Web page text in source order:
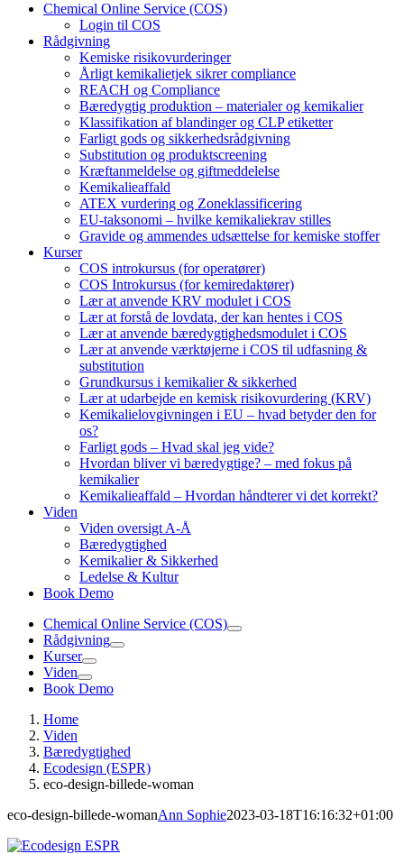
Chemical Online Service (COS)
Login til COS
Rådgivning
Kemiske risikovurderinger
Årligt kemikalietjek sikrer compliance
REACH og Compliance
Bæredygtig produktion – materialer og kemikalier
Klassifikation af blandinger og CLP etiketter
Farligt gods og sikkerhedsrådgivning
Substitution og produktscreening
Kræftanmeldelse og giftmeddelelse
Kemikalieaffald
ATEX vurdering og Zoneklassificering
EU-taksonomi – hvilke kemikaliekrav stilles
Gravide og ammendes udsættelse for kemiske stoffer
Kurser
COS introkursus (for operatører)
COS Introkursus (for kemiredaktører)
Lær at anvende KRV modulet i COS
Lær at forstå de lovdata, der kan hentes i COS
Lær at anvende bæredygtighedsmodulet i COS
Lær at anvende værktøjerne i COS til udfasning &
substitution
Grundkursus i kemikalier & sikkerhed
Lær at udarbejde en kemisk risikovurdering (KRV)
Kemikalielovgivningen i EU – hvad betyder den for
os?
Farligt gods – Hvad skal jeg vide?
Hvordan bliver vi bæredygtige? – med fokus på
kemikalier
Kemikalieaffald – Hvordan håndterer vi det korrekt?
Viden
Viden oversigt A-Å
Bæredygtighed
Kemikalier & Sikkerhed
Ledelse & Kultur
Book Demo
Chemical Online Service (COS)
Rådgivning
Kurser
Viden
Book Demo
Home
Viden
Bæredygtighed
Ecodesign (ESPR)
eco-design-billede-woman
eco-design-billede-womanAnn Sophie2023-03-18T16:16:32+01:00